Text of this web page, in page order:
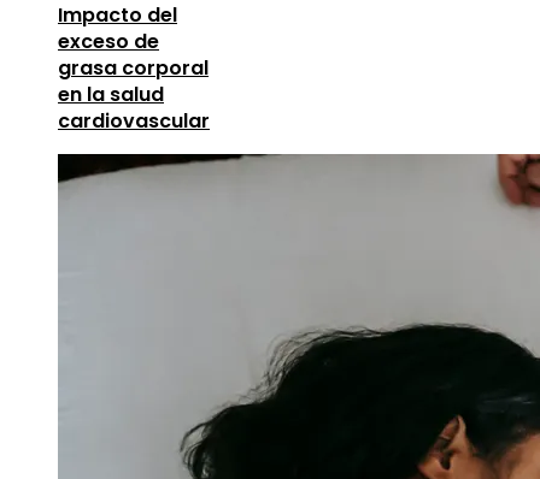
Impacto del
exceso de
grasa corporal
en la salud
cardiovascular